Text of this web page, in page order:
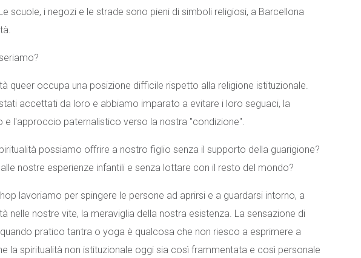
scuole, i negozi e le strade sono pieni di simboli religiosi, a Barcellona
queer occupa una posizione difficile rispetto alla religione istituzionale.
accettati da loro e abbiamo imparato a evitare i loro seguaci, la
e l'approccio paternalistico verso la nostra "condizione".
possiamo offrire a nostro figlio senza il supporto della guarigione?
nostre esperienze infantili e senza lottare con il resto del mondo?
lavoriamo per spingere le persone ad aprirsi e a guardarsi intorno, a
nelle nostre vite, la meraviglia della nostra esistenza. La sensazione di
pratico tantra o yoga è qualcosa che non riesco a esprimere a
la spiritualità non istituzionale oggi sia così frammentata e così personale